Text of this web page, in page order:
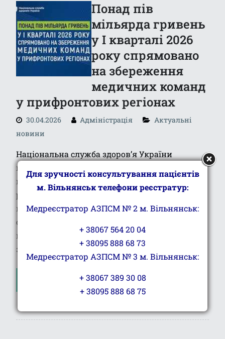
Понад пів
мільярда гривень
у І кварталі 2026
року спрямовано
на збереження
медичних команд
у прифронтових регіонах
30.04.2026 Адміністрація
Актуальні
новини
Національна служба здоров’я України
продовжує підтримку медичних команд, які
працюють у прифронтових областях та
регіонах із високим безпековим
навантаженням. Понад 524,9 млн грн
сплатила НСЗУ закладам охорони здоров’я у І
кварталі 2026 року за пакетом «Забезпечення
збереження кадрового потенціалу для
Для зручності консультування пацієнтів
м. Вільнянськ телефони реєстратур:
Медреєстратор АЗПСМ № 2 м. Вільнянськ:
+ 38067 564 20 04
+ 38095 888 68 73
Медреєстратор АЗПСМ № 3 м. Вільнянськ:
+ 38067 389 30 08
+ 38095 888 68 75